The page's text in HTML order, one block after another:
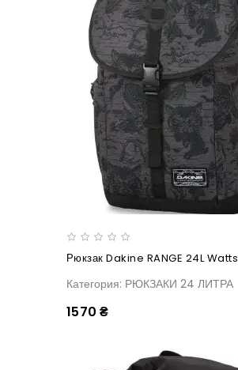
Рюкзак Dakine RANGE 24L Watts
Категория: РЮКЗАКИ 24 ЛИТРА
1570 ₴